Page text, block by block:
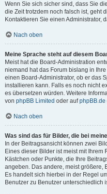
Wenn Sie sich sicher sind, dass Sie
die Zeit trotzdem noch falsch ist, geht
Kontaktieren Sie einen Administrator,
Nach oben
Meine Sprache steht auf diesem
Meist hat die Board-Administration
niemand hat das Forum bislang in
einen Board-Administrator, ob er das
installieren kann. Falls es noch nicht
es übersetzen würden. Weitere
von phpBB Limited oder aufphpBB.de
Nach oben
Was sind das für Bilder, die bei
In der Beitragsansicht können zwei
Eines dieser Bilder ist meist mit Ihrem
Kästchen oder Punkte, die Ihre
angeben. Das andere, meist größere,
Es handelt sich hierbei in der Regel
Benutzer zu Benutzer unterschiedlich